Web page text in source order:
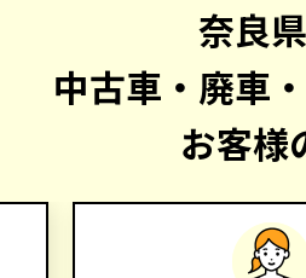
奈良
中古車・廃車
お客様